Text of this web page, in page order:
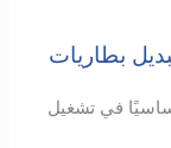
بطاريات
في تشغيل